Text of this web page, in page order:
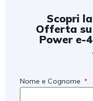
Scopri
Offerta su
Power e-
Nome e Cognome